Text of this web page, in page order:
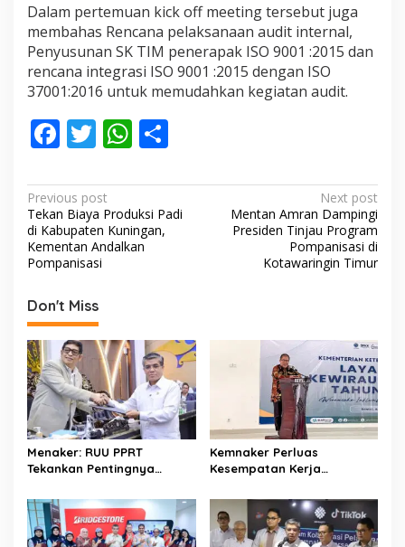
Dalam pertemuan kick off meeting tersebut juga
membahas Rencana pelaksanaan audit internal,
Penyusunan SK TIM penerapak ISO 9001 :2015 dan
rencana integrasi ISO 9001 :2015 dengan ISO
37001:2016 untuk memudahkan kegiatan audit.
F
ac
e
b
o
o
k
T
w
itt
er
W
h
at
s
A
ar
e
P
o
s
t
n
a
v
i
g
a
t
i
o
n
Previous post
Tekan Biaya Produksi Padi
di Kabupaten Kuningan,
Kementan Andalkan
Pompanisasi
Next post
Mentan Amran Dampingi
Presiden Tinjau Program
Pompanisasi di
Kotawaringin Timur
Don't Miss
Menaker: RUU PPRT
Tekankan Pentingnya
Tangga
Kemnaker Perluas
Kesempatan Kerja
Wirausaha